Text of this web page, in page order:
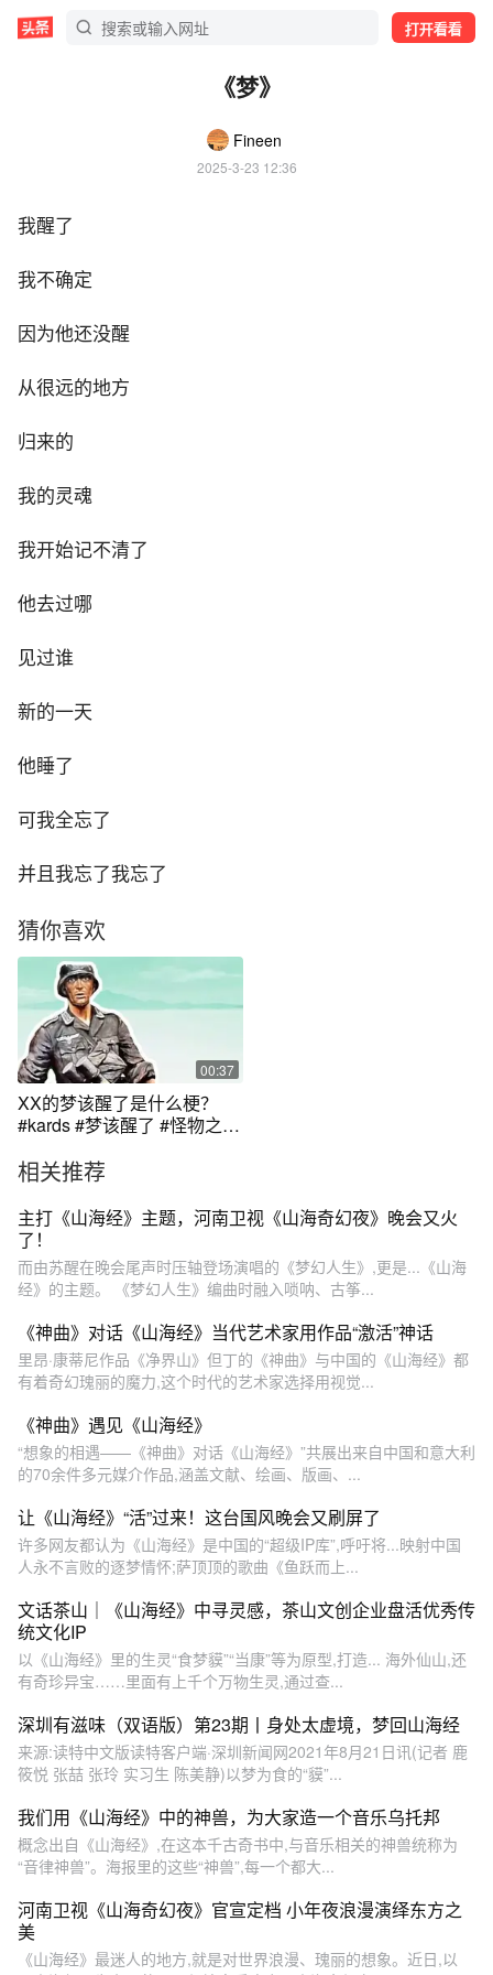
打开看看
《梦》
Fineen
2025-3-23 12:36
我醒了
我不确定
因为他还没醒
从很远的地方
归来的
我的灵魂
我开始记不清了
他去过哪
见过谁
新的一天
他睡了
可我全忘了
并且我忘了我忘了
猜你喜欢
00:37
XX的梦该醒了是什么梗？
#kards #梦该醒了 #怪物之歌
相关推荐
主打《山海经》主题，河南卫视《山海奇幻夜》晚会又火
了！
而由苏醒在晚会尾声时压轴登场演唱的《梦幻人生》,更是...《山海
经》的主题。 《梦幻人生》编曲时融入唢呐、古筝...
《神曲》对话《山海经》当代艺术家用作品“激活”神话
里昂·康蒂尼作品《净界山》但丁的《神曲》与中国的《山海经》都
有着奇幻瑰丽的魔力,这个时代的艺术家选择用视觉...
《神曲》遇见《山海经》
“想象的相遇——《神曲》对话《山海经》”共展出来自中国和意大利
的70余件多元媒介作品,涵盖文献、绘画、版画、...
让《山海经》“活”过来！这台国风晚会又刷屏了
许多网友都认为《山海经》是中国的“超级IP库”,呼吁将...映射中国
人永不言败的逐梦情怀;萨顶顶的歌曲《鱼跃而上...
文话茶山｜《山海经》中寻灵感，茶山文创企业盘活优秀传
统文化IP
以《山海经》里的生灵“食梦貘”“当康”等为原型,打造... 海外仙山,还
有奇珍异宝……里面有上千个万物生灵,通过查...
深圳有滋味（双语版）第23期丨身处太虚境，梦回山海经
来源:读特中文版读特客户端·深圳新闻网2021年8月21日讯(记者 鹿
筱悦 张喆 张玲 实习生 陈美静)以梦为食的“貘”...
我们用《山海经》中的神兽，为大家造一个音乐乌托邦
概念出自《山海经》,在这本千古奇书中,与音乐相关的神兽统称为
“音律神兽”。海报里的这些“神兽”,每一个都大...
河南卫视《山海奇幻夜》官宣定档 小年夜浪漫演绎东方之
美
《山海经》最迷人的地方,就是对世界浪漫、瑰丽的想象。近日,以